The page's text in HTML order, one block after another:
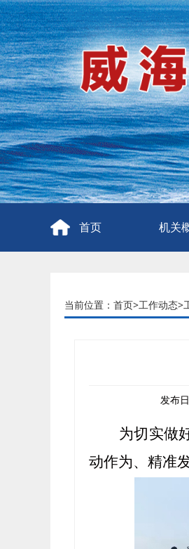
首页 机关
当前位置： 首页>工作动态>
发布
为切实做
动作为、精准